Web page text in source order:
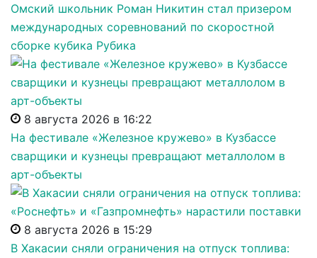
Омский школьник Роман Никитин стал призером
международных соревнований по скоростной
сборке кубика Рубика
8 августа 2026 в 16:22
На фестивале «Железное кружево» в Кузбассе
сварщики и кузнецы превращают металлолом в
арт-объекты
8 августа 2026 в 15:29
В Хакасии сняли ограничения на отпуск топлива: